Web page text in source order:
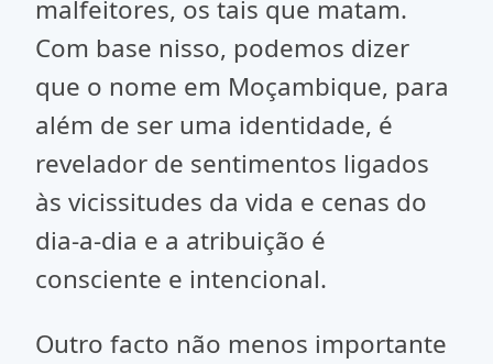
malfeitores, os tais que matam.
Com base nisso, podemos dizer
que o nome em Moçambique, para
além de ser uma identidade, é
revelador de sentimentos ligados
às vicissitudes da vida e cenas do
dia-a-dia e a atribuição é
consciente e intencional.
Outro facto não menos importante